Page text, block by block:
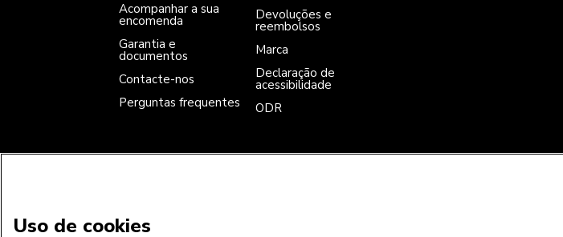
Acompanhar a sua
encomenda
Garantia e
documentos
Contacte-nos
Perguntas frequentes
Devoluções e
reembolsos
Marca
Declaração de
acessibilidade
ODR
Uso de cookies